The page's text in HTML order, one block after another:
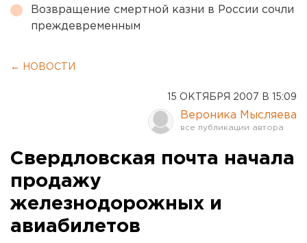
Возвращение смертной казни в России сочли
преждевременным
← НОВОСТИ
15 ОКТЯБРЯ 2007 В 15:09
Вероника Мысляева
Свердловская почта начала
продажу
железнодорожных и
авиабилетов